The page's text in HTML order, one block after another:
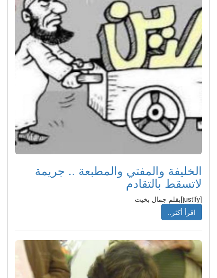
الخليفة والمفتي والمطبعة .. جريمة
لاتسقط بالتقادم
اقرأ أكثر..